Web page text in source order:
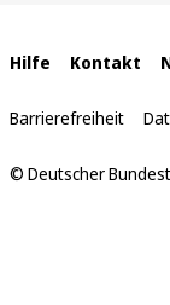
Interne
Links
Hilfe Kontakt
Barrierefreiheit
© Deutscher